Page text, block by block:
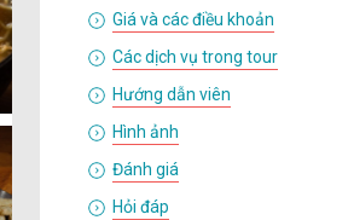
Giá và các điều khoản
Các dịch vụ trong tour
Hướng dẫn viên
Hình ảnh
Đánh giá
Hỏi đáp